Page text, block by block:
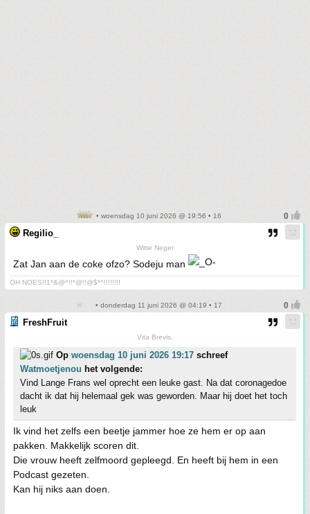
• woensdag 10 juni 2026 @ 19:56 • 16
Regilio_
Witte Neger
Zat Jan aan de coke ofzo? Sodeju man
OH NOES!!1*&@^!!*@!!@$*^!!!!!!!!
• donderdag 11 juni 2026 @ 04:19 • 17
FreshFruit
Vita Brevis.
Op woensdag 10 juni 2026 19:17 schreef
Watmoetjenou het volgende:
Vind Lange Frans wel oprecht een leuke gast. Na dat coronagedoe
dacht ik dat hij helemaal gek was geworden. Maar hij doet het toch
leuk
Ik vind het zelfs een beetje jammer hoe ze hem er op aan
pakken. Makkelijk scoren dit.
Die vrouw heeft zelfmoord gepleegd. En heeft bij hem in een
Podcast gezeten.
Kan hij niks aan doen.